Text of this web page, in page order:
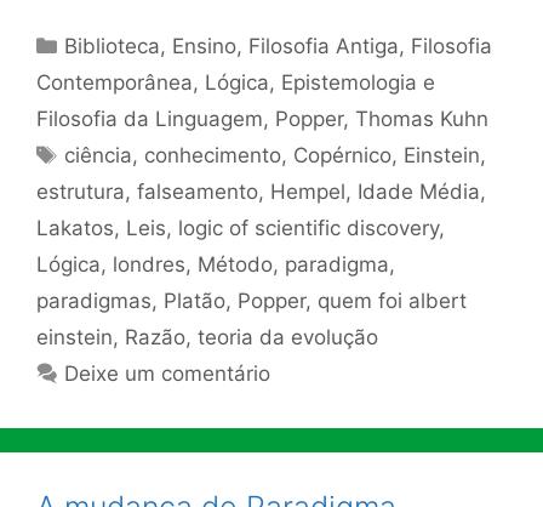
Categorias
Biblioteca, Ensino, Filosofia Antiga, Filosofia
Contemporânea, Lógica, Epistemologia e
Filosofia da Linguagem, Popper, Thomas Kuhn
Tags
ciência, conhecimento, Copérnico, Einstein,
estrutura, falseamento, Hempel, Idade Média,
Lakatos, Leis, logic of scientific discovery,
Lógica, londres, Método, paradigma,
paradigmas, Platão, Popper, quem foi albert
einstein, Razão, teoria da evolução
Deixe um comentário